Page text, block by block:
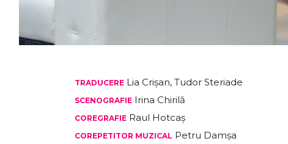
TRADUCERE Lia Crișan, Tudor Steriade
SCENOGRAFIE Irina Chirilă
COREGRAFIE Raul Hotcaș
COREPETITOR MUZICAL Petru Damșa